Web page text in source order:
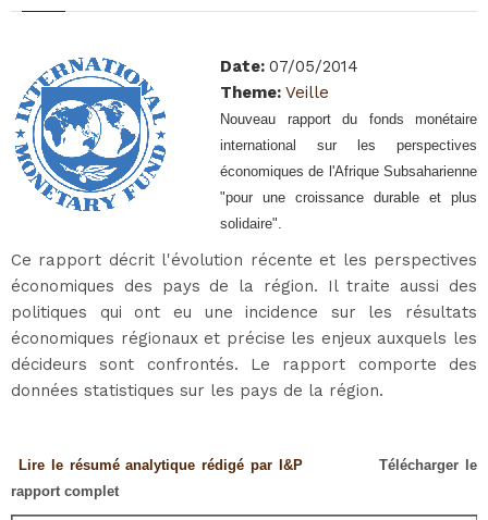
Date: 07/05/2014
Theme: Veille
Nouveau rapport du fonds monétaire
international sur les perspectives
économiques de l'Afrique Subsaharienne
"pour une croissance durable et plus
solidaire".
Ce rapport décrit l'évolution récente et les perspectives
économiques des pays de la région. Il traite aussi des
politiques qui ont eu une incidence sur les résultats
économiques régionaux et précise les enjeux auxquels les
décideurs sont confrontés. Le rapport comporte des
données statistiques sur les pays de la région.
Lire le résumé analytique rédigé par I&P
Télécharger le
rapport complet